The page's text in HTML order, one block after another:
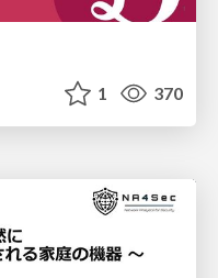
1 370